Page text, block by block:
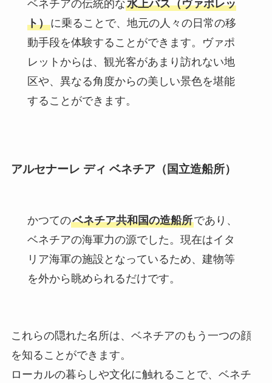
ベネチアの伝統的な水上バス（ヴァポレッ
ト）に乗ることで、地元の人々の日常の移
動手段を体験することができます。ヴァポ
レットからは、観光客があまり訪れない地
区や、異なる角度からの美しい景色を堪能
することができます。
アルセナーレ ディ ベネチア（国立造船所）
かつてのベネチア共和国の造船所であり、
ベネチアの海軍力の源でした。現在はイタ
リア海軍の施設となっているため、建物等
を外から眺められるだけです。
これらの隠れた名所は、ベネチアのもう一つの顔
を知ることができます。
ローカルの暮らしや文化に触れることで、ベネチ